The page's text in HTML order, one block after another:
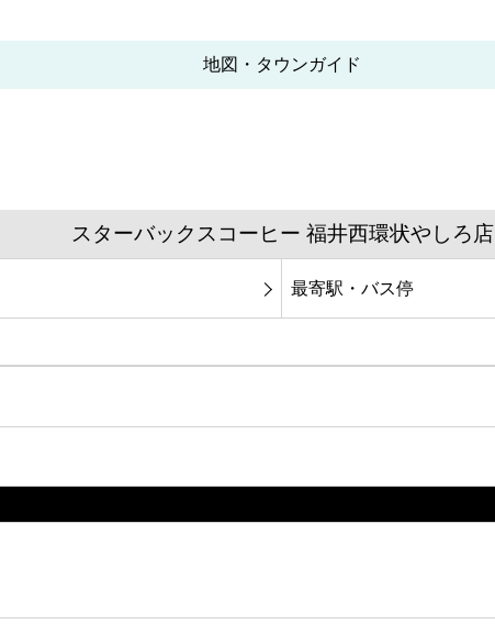
地図・タウンガイド
スターバックスコーヒー 福井西環状やしろ店
最寄駅・バス停